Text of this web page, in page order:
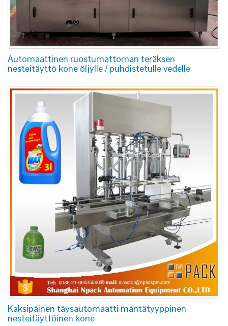
Automaattinen ruostumattoman teräksen
nesteitäyttö kone öljylle / puhdistetulle vedelle
Kaksipäinen täysautomaatti mäntätyyppinen
nesteitäyttöinen kone